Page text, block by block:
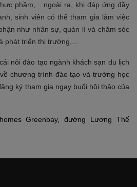
phầm,... ngoài ra, khi đáp ứng đầy
sinh viên có thể tham gia làm việc
như nhân sự, quản lí và chăm sóc
phát triển thị trường,...
nôi đào tạo ngành khách sạn du lịch
chương trình đào tạo và trường học
ký tham gia ngay buổi hội thảo của
Greenbay, đường Lương Thế